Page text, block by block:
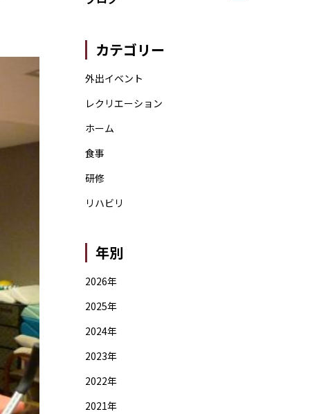
カテゴリー
外出イベント
レクリエーション
ホーム
食事
研修
リハビリ
年別
2026年
2025年
2024年
2023年
2022年
2021年